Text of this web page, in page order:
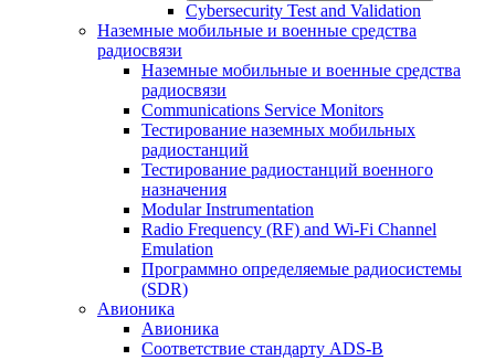
Cybersecurity Test and Validation
Наземные мобильные и военные средства
радиосвязи
Наземные мобильные и военные средства
радиосвязи
Communications Service Monitors
Тестирование наземных мобильных
радиостанций
Тестирование радиостанций военного
назначения
Modular Instrumentation
Radio Frequency (RF) and Wi-Fi Channel
Emulation
Программно определяемые радиосистемы
(SDR)
Авионика
Авионика
Соответствие стандарту ADS-B